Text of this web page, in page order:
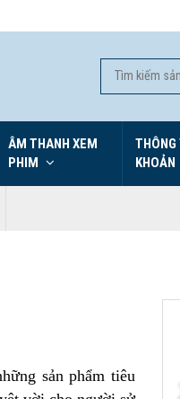
ÂM THANH XEM
PHIM
THÔNG
KHOẢN
sản phẩm tiêu